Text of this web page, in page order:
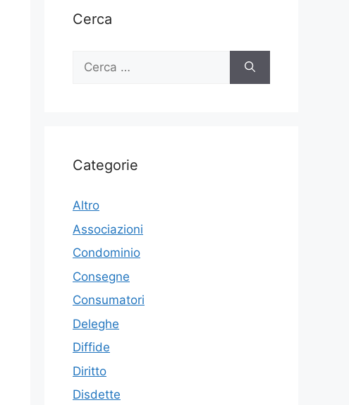
Cerca
Ricerca
Categorie
Altro
Associazioni
Condominio
Consegne
Consumatori
Deleghe
Diffide
Diritto
Disdette